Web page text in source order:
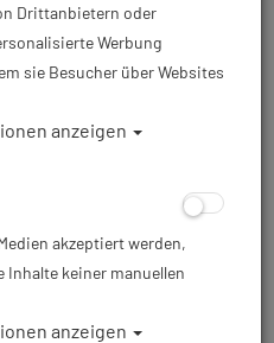
Drittanbietern oder
Werbung
sie Besucher über Websites
anzeigen
akzeptiert werden,
keiner manuellen
anzeigen